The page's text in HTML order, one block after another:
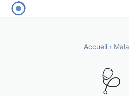
Accueil ›
🩺